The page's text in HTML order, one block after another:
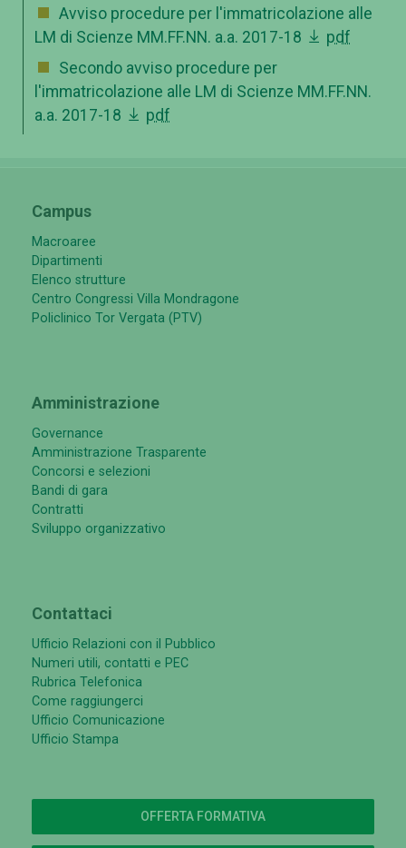
Avviso procedure per l'immatricolazione alle
LM di Scienze MM.FF.NN. a.a. 2017-18
pdf
Secondo avviso procedure per
l'immatricolazione alle LM di Scienze MM.FF.NN.
a.a. 2017-18
pdf
Campus
Macroaree
Dipartimenti
Elenco strutture
Centro Congressi Villa Mondragone
Policlinico Tor Vergata (PTV)
Amministrazione
Governance
Amministrazione Trasparente
Concorsi e selezioni
Bandi di gara
Contratti
Sviluppo organizzativo
Contattaci
Ufficio Relazioni con il Pubblico
Numeri utili, contatti e PEC
Rubrica Telefonica
Come raggiungerci
Ufficio Comunicazione
Ufficio Stampa
OFFERTA FORMATIVA